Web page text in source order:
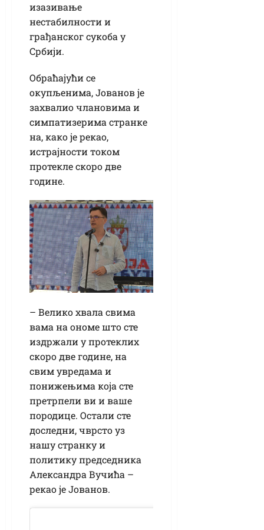
изазивање
нестабилности и
грађанског сукоба у
Србији.
Обраћајући се
окупљенима, Јованов је
захвалио члановима и
симпатизерима странке
на, како је рекао,
истрајности током
протекле скоро две
године.
– Велико хвала свима
вама на ономе што сте
издржали у протеклих
скоро две године, на
свим увредама и
понижењима која сте
претрпели ви и ваше
породице. Остали сте
доследни, чврсто уз
нашу странку и
политику председника
Александра Вучића –
рекао је Јованов.